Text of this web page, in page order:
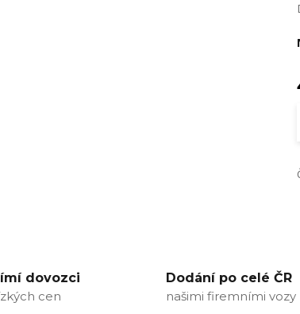
dovozci
cen
Dodání po celé ČR
našimi firemními vozy